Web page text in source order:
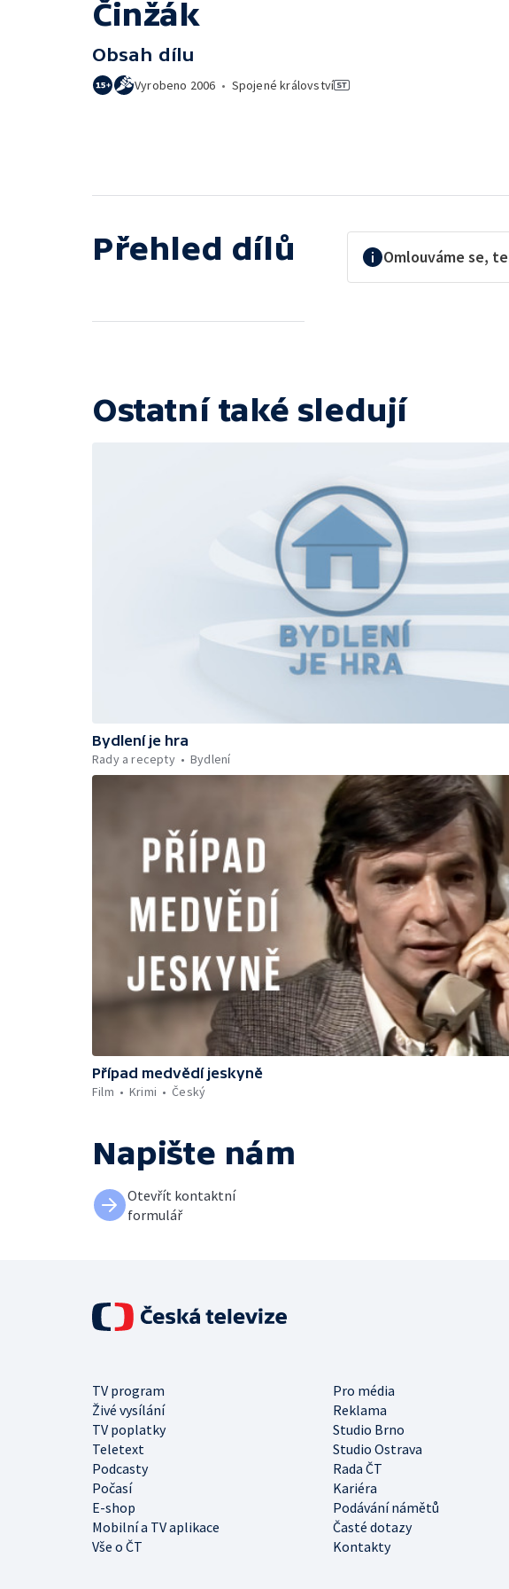
Činžák
Obsah dílu
Vyrobeno 2006 • Spojené království
Přehled dílů Omlouváme se,
Ostatní také sledují
Bydlení je hra
Rady a recepty
Bydlení
Případ medvědí jeskyně
Film
Krimi Český
Napište nám
Otevřít kontaktní
formulář
TV program
Pro média
Živé vysílání
Reklama
TV poplatky
Studio Brno
Teletext
Studio Ostrava
Podcasty
Rada ČT
Počasí
Kariéra
E-shop
Podávání námětů
Mobilní a TV aplikace
Časté dotazy
Vše o ČT
Kontakty